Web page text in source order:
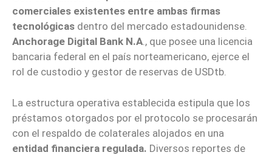
comerciales existentes entre ambas firmas
tecnológicas dentro del mercado estadounidense.
Anchorage Digital Bank N.A., que posee una licencia
bancaria federal en el país norteamericano, ejerce el
rol de custodio y gestor de reservas de USDtb.
La estructura operativa establecida estipula que los
préstamos otorgados por el protocolo se procesarán
con el respaldo de colaterales alojados en una
entidad financiera regulada. Diversos reportes de